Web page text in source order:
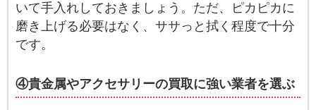
いて手入れしておきましょう。ただ、ピカピカに
磨き上げる必要はなく、ササっと拭く程度で十分
です。
④貴金属やアクセサリーの買取に強い業者を選ぶ